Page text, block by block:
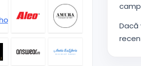
Dacă